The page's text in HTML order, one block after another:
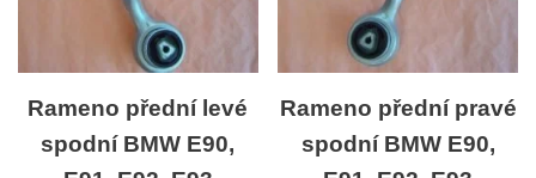
Rameno přední levé
spodní BMW E90,
Rameno přední pravé
spodní BMW E90,